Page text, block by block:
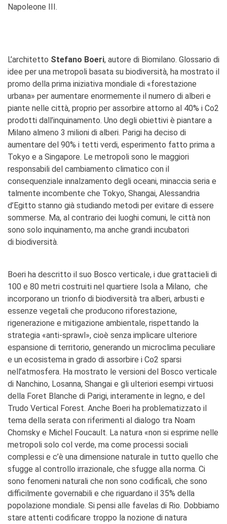
Napoleone III.
L’architetto Stefano Boeri, autore di Biomilano. Glossario di
idee per una metropoli basata su biodiversità, ha mostrato il
promo della prima iniziativa mondiale di «forestazione
urbana» per aumentare enormemente il numero di alberi e
piante nelle città, proprio per assorbire attorno al 40% i Co2
prodotti dall’inquinamento. Uno degli obiettivi è piantare a
Milano almeno 3 milioni di alberi. Parigi ha deciso di
aumentare del 90% i tetti verdi, esperimento fatto prima a
Tokyo e a Singapore. Le metropoli sono le maggiori
responsabili del cambiamento climatico con il
consequenziale innalzamento degli oceani, minaccia seria e
talmente incombente che Tokyo, Shangai, Alessandria
d’Egitto stanno già studiando metodi per evitare di essere
sommerse. Ma, al contrario dei luoghi comuni, le città non
sono solo inquinamento, ma anche grandi incubatori
di biodiversità.
Boeri ha descritto il suo Bosco verticale, i due grattacieli di
100 e 80 metri costruiti nel quartiere Isola a Milano, che
incorporano un trionfo di biodiversità tra alberi, arbusti e
essenze vegetali che producono riforestazione,
rigenerazione e mitigazione ambientale, rispettando la
strategia «anti-sprawl», cioè senza implicare ulteriore
espansione di territorio, generando un microclima peculiare
e un ecosistema in grado di assorbire i Co2 sparsi
nell’atmosfera. Ha mostrato le versioni del Bosco verticale
di Nanchino, Losanna, Shangai e gli ulteriori esempi virtuosi
della Foret Blanche di Parigi, interamente in legno, e del
Trudo Vertical Forest. Anche Boeri ha problematizzato il
tema della serata con riferimenti al dialogo tra Noam
Chomsky e Michel Foucault. La natura «non si esprime nelle
metropoli solo col verde, ma come processi sociali
complessi e c’è una dimensione naturale in tutto quello che
sfugge al controllo irrazionale, che sfugge alla norma. Ci
sono fenomeni naturali che non sono codificali, che sono
difficilmente governabili e che riguardano il 35% della
popolazione mondiale. Si pensi alle favelas di Rio. Dobbiamo
stare attenti codificare troppo la nozione di natura